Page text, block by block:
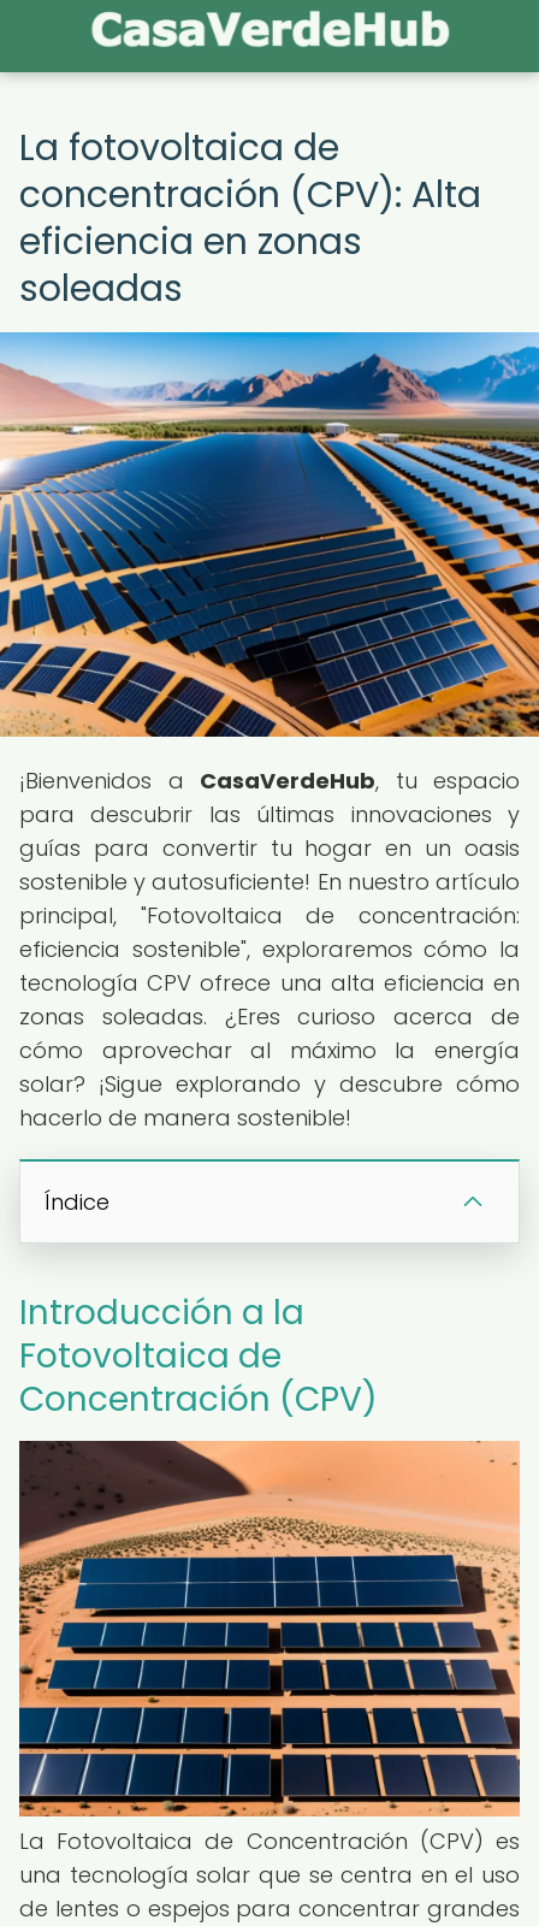
La fotovoltaica de
concentración (CPV): Alta
eficiencia en zonas
soleadas
¡Bienvenidos a CasaVerdeHub, tu espacio
para descubrir las últimas innovaciones y
guías para convertir tu hogar en un oasis
sostenible y autosuficiente! En nuestro artículo
principal, "Fotovoltaica de concentración:
eficiencia sostenible", exploraremos cómo la
tecnología CPV ofrece una alta eficiencia en
zonas soleadas. ¿Eres curioso acerca de
cómo aprovechar al máximo la energía
solar? ¡Sigue explorando y descubre cómo
hacerlo de manera sostenible!
Índice
Introducción a la
Fotovoltaica de
Concentración (CPV)
La Fotovoltaica de Concentración (CPV) es
una tecnología solar que se centra en el uso
de lentes o espejos para concentrar grandes